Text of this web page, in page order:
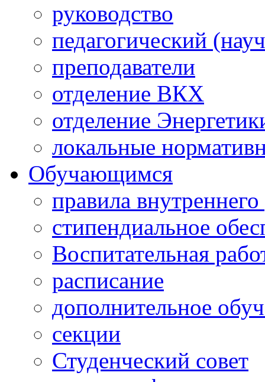
руководство
педагогический
преподаватели
отделение ВКХ
отделение
локальные
Обучающимся
правила
стипендиальное
Воспитательная
расписание
дополнительное
секции
Студенческий совет